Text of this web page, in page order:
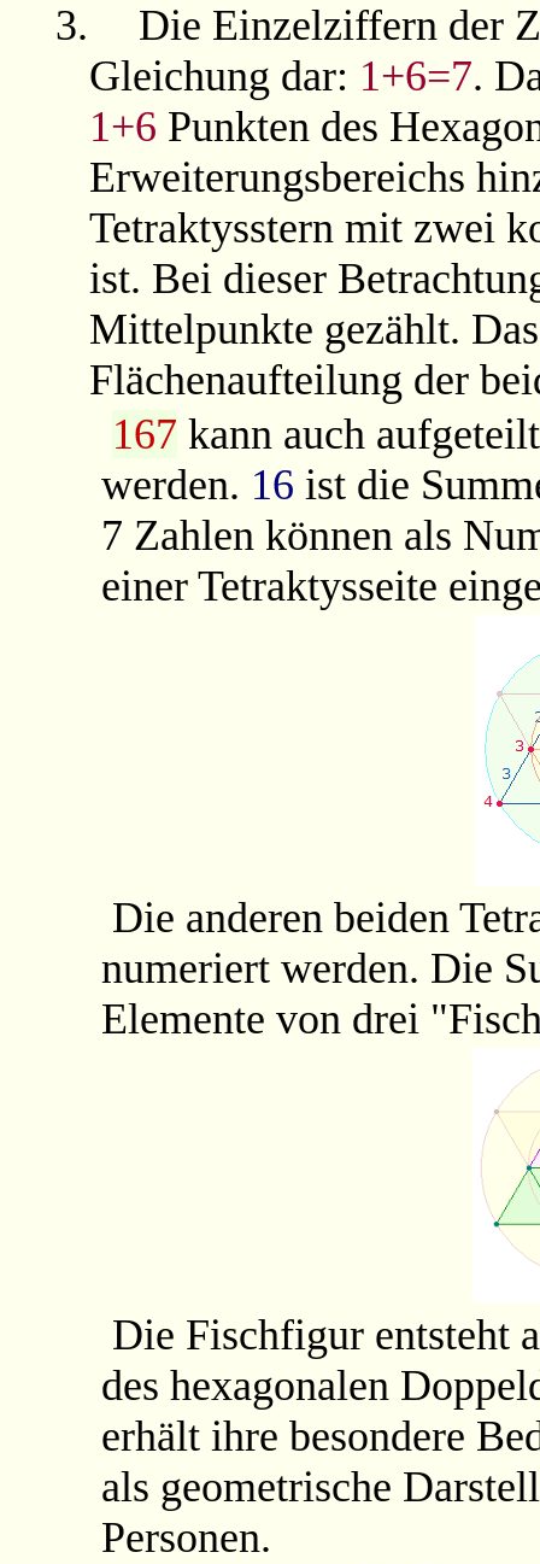
3.
Die Einzelziffern der
Gleichung dar: 1+6=7.
1+6 Punkten des
Erweiterungsbereichs
Tetraktysstern mit zwei
ist. Bei dieser
Mittelpunkte gezählt.
Flächenaufteilung der
167 kann auch
werden. 16 ist die
7 Zahlen können als
einer Tetraktysseite
Die anderen beiden
numeriert werden. Die
Elemente von drei
Die Fischfigur entsteht
des hexagonalen
erhält ihre besondere
als geometrische
Personen.